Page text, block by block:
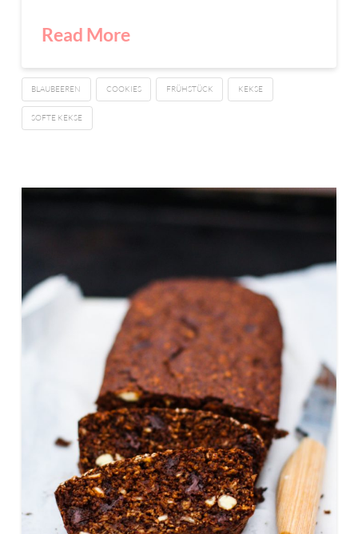
Read More
BLAUBEEREN COOKIES FRÜHSTÜCK KEKSE
SOFTE KEKSE